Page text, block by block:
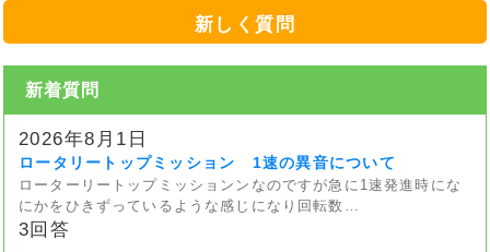
新しく質問
新着質問
2026年8月1日
ロータリートップミッション 1速の異音について
ローターリートップミッションンなのですが急に1速発進時にな
にかをひきずっているような感じになり回転数…
3回答